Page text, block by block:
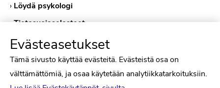
› Löydä psykologi
›Tietosuojaselosteet
›Evästekäytännöt
Evästeasetukset
Tämä sivusto käyttää evästeitä. Evästeistä osa on
välttämättömiä, ja osaa käytetään analytiikkatarkoituksiin.